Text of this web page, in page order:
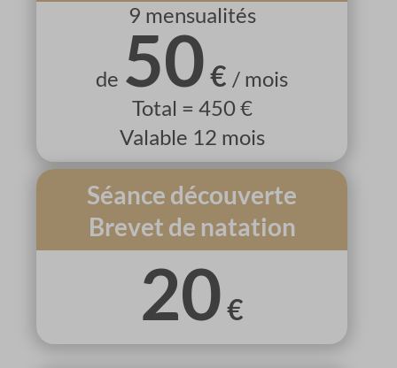
9 mensualités
de 50€ / mois
Total = 450 €
Valable 12 mois
Séance découverte
Brevet de natation
20€